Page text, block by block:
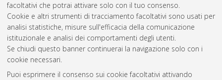
facoltativi che potrai attivare solo con il tuo consenso.
Cookie e altri strumenti di tracciamento facoltativi sono usati per
analisi statistiche, misure sull'efficacia della comunicazione
istituzionale e analisi dei comportamenti degli utenti.
Se chiudi questo banner continuerai la navigazione solo con i
cookie necessari.
Puoi esprimere il consenso sui cookie facoltativi attivando
Gestione del documento:
Atom